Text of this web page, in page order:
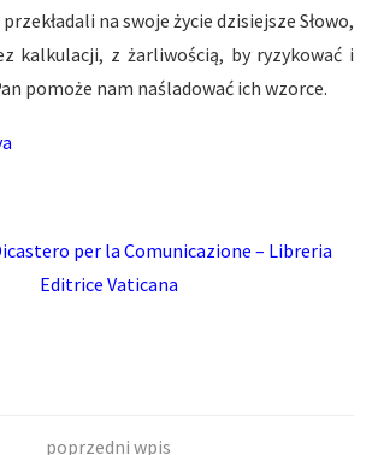
na swoje życie dzisiejsze Słowo,
kalkulacji, z żarliwością, by ryzykować i
pomoże nam naśladować ich wzorce.
per la Comunicazione – Libreria
Editrice Vaticana
poprzedni wpis